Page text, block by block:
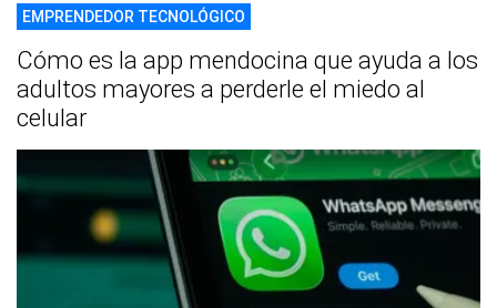
EMPRENDEDOR TECNOLÓGICO
Cómo es la app mendocina que ayuda a los
adultos mayores a perderle el miedo al
celular